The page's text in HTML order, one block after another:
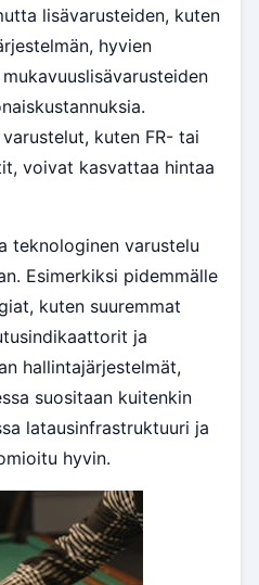
lisävarusteiden, kuten
hyvien
kuten FR- tai
voivat kasvattaa hintaa
teknologinen varustelu
Esimerkiksi pidemmälle
kuten suuremmat
ja
hallintajärjestelmät,
suositaan kuitenkin
latausinfrastruktuuri ja
hyvin.